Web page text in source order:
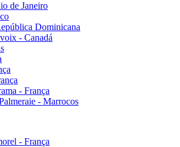
de Janeiro
Dominicana
- Canadá
- França
- Marrocos
- França